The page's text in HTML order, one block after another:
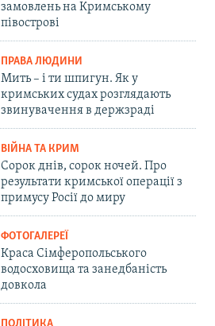
замовлень на Кримському
півострові
ПРАВА ЛЮДИНИ
Мить – і ти шпигун. Як у
кримських судах розглядають
звинувачення в держзраді
ВІЙНА ТА КРИМ
Сорок днів, сорок ночей. Про
результати кримської операції з
примусу Росії до миру
ФОТОГАЛЕРЕЇ
Краса Сімферопольського
водосховища та занедбаність
довкола